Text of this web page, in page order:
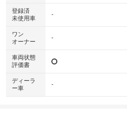
登録済
未使用車
-
ワン
オーナー
-
車両状態
評価書
ディーラ
ー車
-